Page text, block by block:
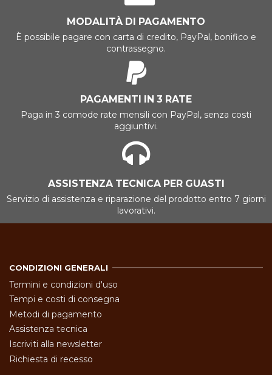
MODALITÀ DI PAGAMENTO
È possibile pagare con carta di credito, PayPal, bonifico e
contrassegno.
PAGAMENTI IN 3 RATE
Paga in 3 comode rate mensili con PayPal, senza costi
aggiuntivi.
ASSISTENZA TECNICA PER GUASTI
Servizio di assistenza e riparazione del prodotto entro 7 giorni
lavorativi.
CONDIZIONI GENERALI
Termini e condizioni d'uso
Tempi e costi di consegna
Metodi di pagamento
Assistenza tecnica
Iscriviti alla newsletter
Richiesta di recesso